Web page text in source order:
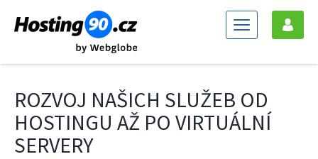
ROZVOJ NAŠICH SLUŽEB OD
HOSTINGU AŽ PO VIRTUÁLNÍ
SERVERY